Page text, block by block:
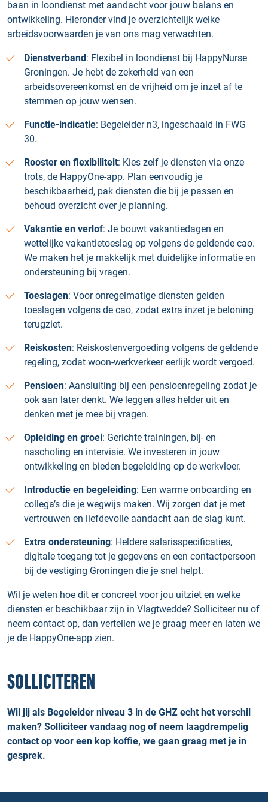
baan in loondienst met aandacht voor jouw balans en
ontwikkeling. Hieronder vind je overzichtelijk welke
arbeidsvoorwaarden je van ons mag verwachten.
Dienstverband: Flexibel in loondienst bij HappyNurse
Groningen. Je hebt de zekerheid van een
arbeidsovereenkomst en de vrijheid om je inzet af te
stemmen op jouw wensen.
Functie-indicatie: Begeleider n3, ingeschaald in FWG
30.
Rooster en flexibiliteit: Kies zelf je diensten via onze
trots, de HappyOne-app. Plan eenvoudig je
beschikbaarheid, pak diensten die bij je passen en
behoud overzicht over je planning.
Vakantie en verlof: Je bouwt vakantiedagen en
wettelijke vakantietoeslag op volgens de geldende cao.
We maken het je makkelijk met duidelijke informatie en
ondersteuning bij vragen.
Toeslagen: Voor onregelmatige diensten gelden
toeslagen volgens de cao, zodat extra inzet je beloning
terugziet.
Reiskosten: Reiskostenvergoeding volgens de geldende
regeling, zodat woon-werkverkeer eerlijk wordt vergoed.
Pensioen: Aansluiting bij een pensioenregeling zodat je
ook aan later denkt. We leggen alles helder uit en
denken met je mee bij vragen.
Opleiding en groei: Gerichte trainingen, bij- en
nascholing en intervisie. We investeren in jouw
ontwikkeling en bieden begeleiding op de werkvloer.
Introductie en begeleiding: Een warme onboarding en
collega’s die je wegwijs maken. Wij zorgen dat je met
vertrouwen en liefdevolle aandacht aan de slag kunt.
Extra ondersteuning: Heldere salarisspecificaties,
digitale toegang tot je gegevens en een contactpersoon
bij de vestiging Groningen die je snel helpt.
Wil je weten hoe dit er concreet voor jou uitziet en welke
diensten er beschikbaar zijn in Vlagtwedde? Solliciteer nu of
neem contact op, dan vertellen we je graag meer en laten we
je de HappyOne-app zien.
SOLLICITEREN
Wil jij als Begeleider niveau 3 in de GHZ echt het verschil
maken? Solliciteer vandaag nog of neem laagdrempelig
contact op voor een kop koffie, we gaan graag met je in
gesprek.